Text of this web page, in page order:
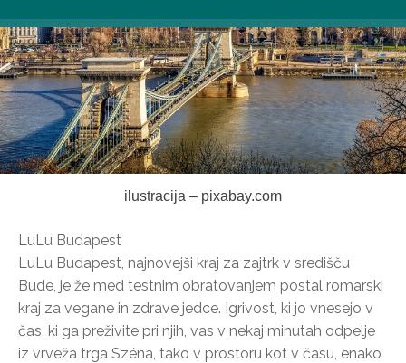
ilustracija – pixabay.com
LuLu Budapest
LuLu Budapest, najnovejši kraj za zajtrk v središču
Bude, je že med testnim obratovanjem postal romarski
kraj za vegane in zdrave jedce. Igrivost, ki jo vnesejo v
čas, ki ga preživite pri njih, vas v nekaj minutah odpelje
iz vrveža trga Széna, tako v prostoru kot v času, enako